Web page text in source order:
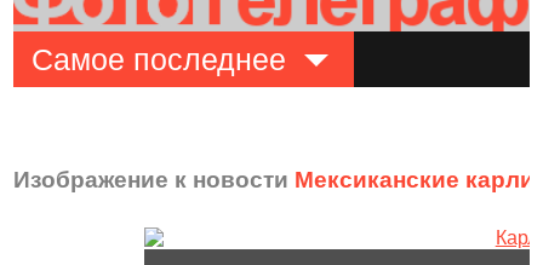
Самое последнее
Изображение к новости Мексиканские